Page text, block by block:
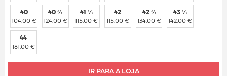
IR PARA A LOJA
40
104,00 €
40 ⅔
124,00 €
41 ⅓
115,00 €
42
115,00 €
42 ⅔
134,00 €
43 ⅓
142,00 €
44
181,00 €